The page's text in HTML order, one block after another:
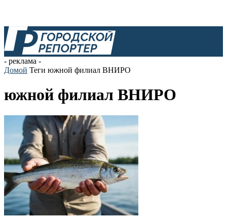
- реклама -
Домой Теги южной филиал ВНИРО
южной филиал ВНИРО